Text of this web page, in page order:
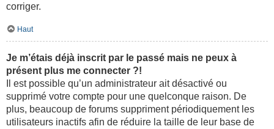
corriger.
Haut
Je m’étais déjà inscrit par le passé mais ne peux à
présent plus me connecter ?!
Il est possible qu’un administrateur ait désactivé ou
supprimé votre compte pour une quelconque raison. De
plus, beaucoup de forums suppriment périodiquement les
utilisateurs inactifs afin de réduire la taille de leur base de